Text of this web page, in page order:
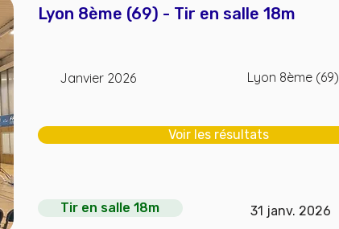
Lyon 8ème (69) - Tir en salle 18m
Janvier 2026 Lyon 8ème (69)
Voir les résultats
Tir en salle 18m 31 janv. 2026